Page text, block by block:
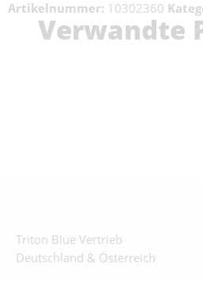
Artikelnummer: 10302360
Verwandte
Triton Blue Vertrieb
Deutschland & Österreich